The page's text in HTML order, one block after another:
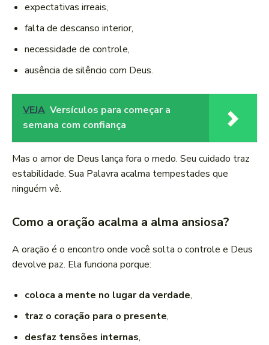
expectativas irreais,
falta de descanso interior,
necessidade de controle,
ausência de silêncio com Deus.
VEJA Versículos para começar a
semana com confiança
Mas o amor de Deus lança fora o medo. Seu cuidado traz
estabilidade. Sua Palavra acalma tempestades que
ninguém vê.
Como a oração acalma a alma ansiosa?
A oração é o encontro onde você solta o controle e Deus
devolve paz. Ela funciona porque:
coloca a mente no lugar da verdade,
traz o coração para o presente,
desfaz tensões internas,